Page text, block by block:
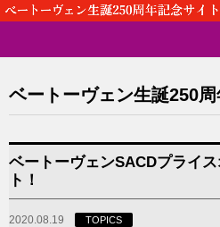
ベートーヴェン生誕250周
ベートーヴェンSACDプライ
ト！
2020.08.19 TOPICS